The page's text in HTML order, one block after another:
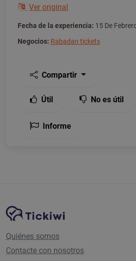
Ver original
Fecha de la experiencia: 15 De
Negocios: Rabadan tickets
Compartir
Útil No es útil
Informe
Navegación del sitio
Plataforma Tickiwi
Quiénes somos
Contacte con nosotros